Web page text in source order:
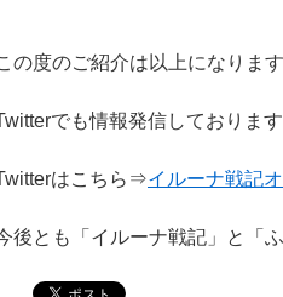
の度のご紹介は以上になります
でも情報発信しておりま
はこちら⇒イルーナ戦記
後とも「イルーナ戦記」と「